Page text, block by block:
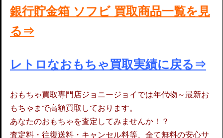
銀行貯金箱 ソフビ 買取商品一覧を見
る⇒
レトロなおもちゃ買取実績に戻る⇒
おもちゃ買取専門店ジョニージョイでは年代物～最新お
もちゃまで高額買取しております。
あなたのおもちゃを査定してみませんか！？
査定料・往復送料・キャンセル料等、全て無料の安心サ